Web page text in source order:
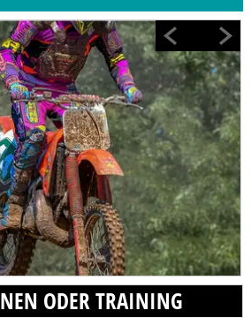
ODER TRAINING